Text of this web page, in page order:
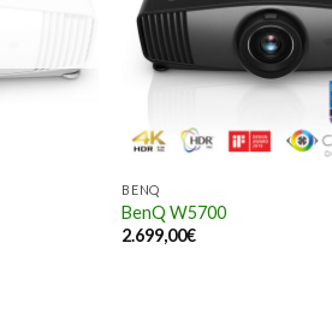
BENQ
BenQ W5700
2.699,00€